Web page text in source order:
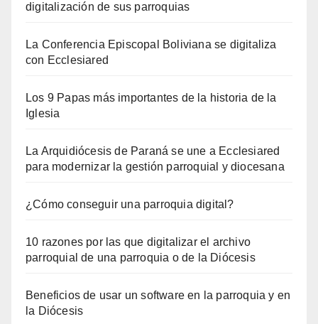
digitalización de sus parroquias
La Conferencia Episcopal Boliviana se digitaliza
con Ecclesiared
Los 9 Papas más importantes de la historia de la
Iglesia
La Arquidiócesis de Paraná se une a Ecclesiared
para modernizar la gestión parroquial y diocesana
¿Cómo conseguir una parroquia digital?
10 razones por las que digitalizar el archivo
parroquial de una parroquia o de la Diócesis
Beneficios de usar un software en la parroquia y en
la Diócesis